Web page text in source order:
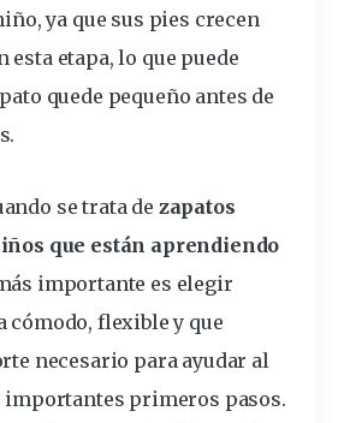
ya que sus pies crecen
esta etapa, lo que puede
quede pequeño antes de
se trata de zapatos
que están aprendiendo
importante es elegir
cómodo, flexible y que
necesario para ayudar al
importantes primeros pasos.